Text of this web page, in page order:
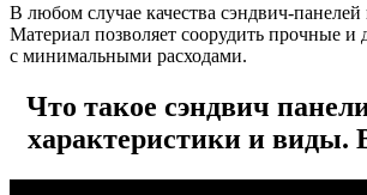
В любом случае качества сэндвич-
Материал позволяет соорудить прочные и
с минимальными расходами.
Что такое сэндвич
характеристики и виды.